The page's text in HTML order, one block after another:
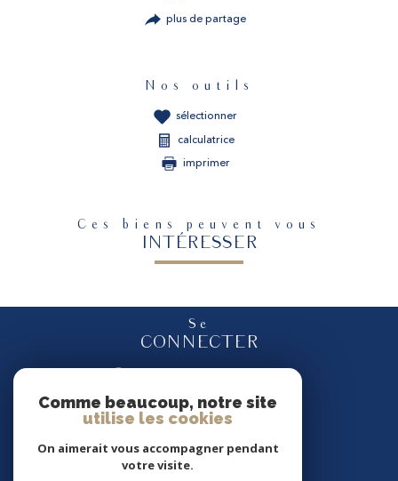
plus de partage
Nos outils
sélectionner
calculatrice
imprimer
Ces biens peuvent vous
INTÉRESSER
Se
CONNECTER
espace propriétaire
Nous
Comme beaucoup, notre site
utilise les cookies
On aimerait vous accompagner pendant
votre visite.